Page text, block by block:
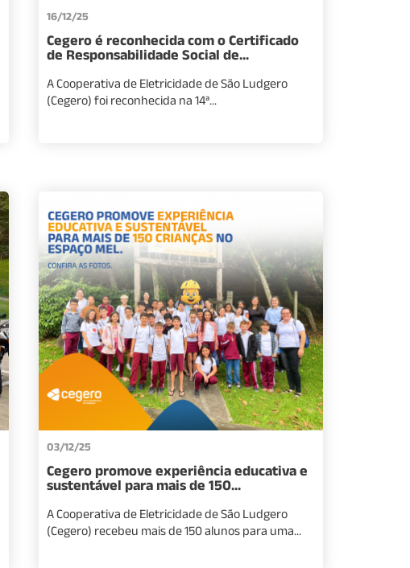
16/12/25
Cegero é reconhecida com o Certificado
de Responsabilidade Social de...
A Cooperativa de Eletricidade de São Ludgero
(Cegero) foi reconhecida na 14ª...
03/12/25
Cegero promove experiência educativa e
sustentável para mais de 150...
A Cooperativa de Eletricidade de São Ludgero
(Cegero) recebeu mais de 150 alunos para uma...